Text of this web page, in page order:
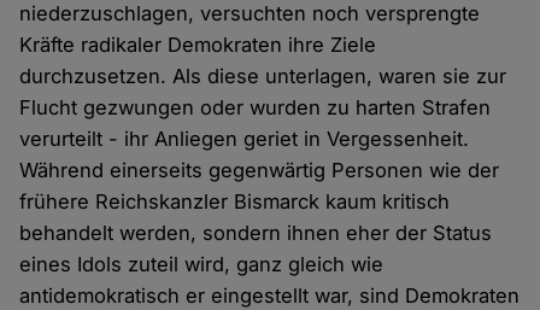
niederzuschlagen, versuchten noch versprengte
Kräfte radikaler Demokraten ihre Ziele
durchzusetzen. Als diese unterlagen, waren sie zur
Flucht gezwungen oder wurden zu harten Strafen
verurteilt - ihr Anliegen geriet in Vergessenheit.
Während einerseits gegenwärtig Personen wie der
frühere Reichskanzler Bismarck kaum kritisch
behandelt werden, sondern ihnen eher der Status
eines Idols zuteil wird, ganz gleich wie
antidemokratisch er eingestellt war, sind Demokraten